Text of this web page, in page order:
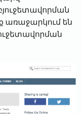
առաջարկում են